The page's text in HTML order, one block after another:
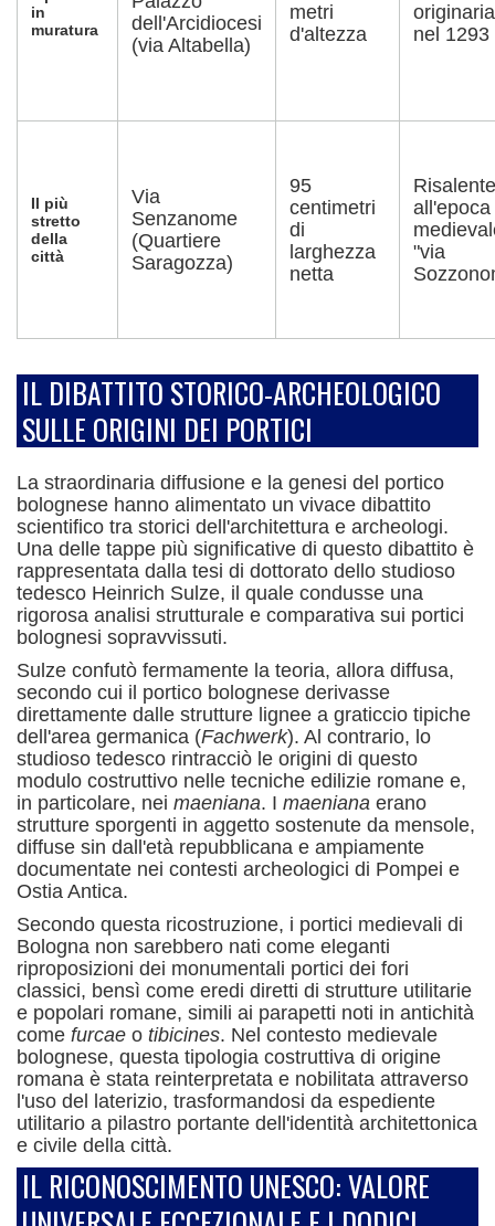
in
muratura
dell'Arcidiocesi
(via Altabella)
metri
d'altezza
nel 1293
Il più
stretto
della
città
Via
Senzanome
(Quartiere
Saragozza)
95
centimetri
di
larghezza
netta
Risalente
all'epoca
"via
IL DIBATTITO STORICO-ARCHEOLOGICO
SULLE ORIGINI DEI PORTICI
La straordinaria diffusione e la genesi del portico
bolognese hanno alimentato un vivace dibattito
scientifico tra storici dell'architettura e archeologi.
Una delle tappe più significative di questo dibattito è
rappresentata dalla tesi di dottorato dello studioso
tedesco Heinrich Sulze, il quale condusse una
rigorosa analisi strutturale e comparativa sui portici
bolognesi sopravvissuti.
Sulze confutò fermamente la teoria, allora diffusa,
secondo cui il portico bolognese derivasse
direttamente dalle strutture lignee a graticcio tipiche
dell'area germanica (Fachwerk). Al contrario, lo
studioso tedesco rintracciò le origini di questo
modulo costruttivo nelle tecniche edilizie romane e,
in particolare, nei maeniana. I maeniana erano
strutture sporgenti in aggetto sostenute da mensole,
diffuse sin dall'età repubblicana e ampiamente
documentate nei contesti archeologici di Pompei e
Ostia Antica.
Secondo questa ricostruzione, i portici medievali di
Bologna non sarebbero nati come eleganti
riproposizioni dei monumentali portici dei fori
classici, bensì come eredi diretti di strutture utilitarie
e popolari romane, simili ai parapetti noti in antichità
come furcae o tibicines. Nel contesto medievale
bolognese, questa tipologia costruttiva di origine
romana è stata reinterpretata e nobilitata attraverso
l'uso del laterizio, trasformandosi da espediente
utilitario a pilastro portante dell'identità architettonica
e civile della città.
IL RICONOSCIMENTO UNESCO: VALORE